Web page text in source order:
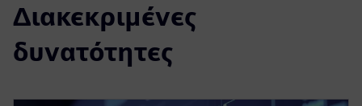
Διακεκριμένες
δυνατότητες